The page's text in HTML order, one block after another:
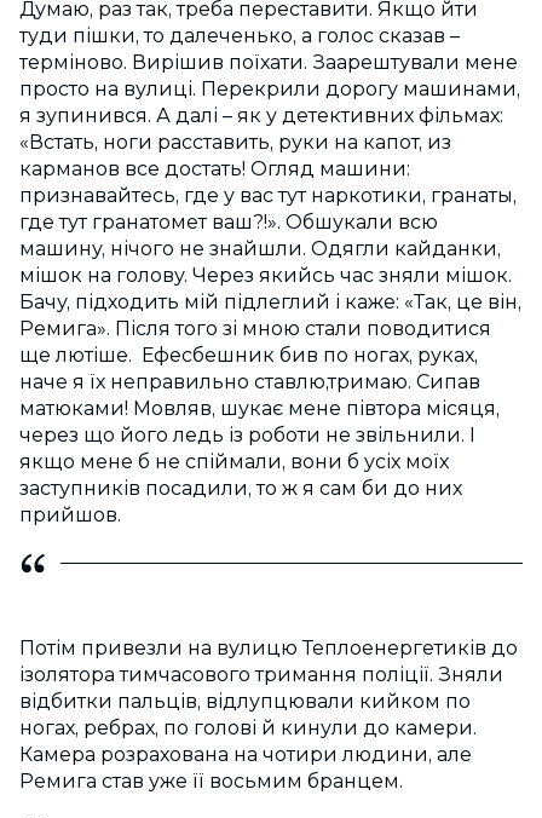
Думаю, раз так, треба переставити. Якщо йти
туди пішки, то далеченько, а голос сказав –
терміново. Вирішив поїхати. Заарештували мене
просто на вулиці. Перекрили дорогу машинами,
я зупинився. А далі – як у детективних фільмах:
«Встать, ноги расставить, руки на капот, из
карманов все достать! Огляд машини:
признавайтесь, где у вас тут наркотики, гранаты,
где тут гранатомет ваш?!». Обшукали всю
машину, нічого не знайшли. Одягли кайданки,
мішок на голову. Через якийсь час зняли мішок.
Бачу, підходить мій підлеглий і каже: «Так, це він,
Ремига». Після того зі мною стали поводитися
ще лютіше. Ефесбешник бив по ногах, руках,
наче я їх неправильно ставлю,тримаю. Сипав
матюками! Мовляв, шукає мене півтора місяця,
через що його ледь із роботи не звільнили. І
якщо мене б не спіймали, вони б усіх моїх
заступників посадили, то ж я сам би до них
прийшов.
Потім привезли на вулицю Теплоенергетиків до
ізолятора тимчасового тримання поліції. Зняли
відбитки пальців, відлупцювали кийком по
ногах, ребрах, по голові й кинули до камери.
Камера розрахована на чотири людини, але
Ремига став уже її восьмим бранцем.